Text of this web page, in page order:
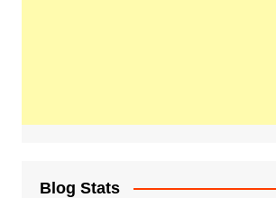
Blog Stats